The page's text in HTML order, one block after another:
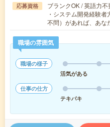
応募資格
ブランクOK / 英語力不
・システム開発経験
不問）があれば、あ
職場の雰囲気
職場の様子
活気がある
仕事の仕方
テキパキ